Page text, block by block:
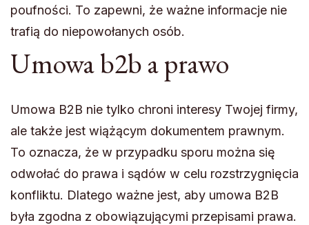
poufności. To zapewni, że ważne informacje nie
trafią do niepowołanych osób.
Umowa b2b a prawo
Umowa B2B nie tylko chroni interesy Twojej firmy,
ale także jest wiążącym dokumentem prawnym.
To oznacza, że w przypadku sporu można się
odwołać do prawa i sądów w celu rozstrzygnięcia
konfliktu. Dlatego ważne jest, aby umowa B2B
była zgodna z obowiązującymi przepisami prawa.